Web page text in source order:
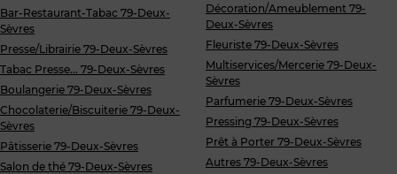
Bar-Restaurant-Tabac 79-Deux-
Sèvres
Presse/Librairie 79-Deux-Sèvres
Tabac Presse... 79-Deux-Sèvres
Boulangerie 79-Deux-Sèvres
Chocolaterie/Biscuiterie 79-Deux-
Sèvres
Pâtisserie 79-Deux-Sèvres
Salon de thé 79-Deux-Sèvres
Décoration/Ameublement 79-
Deux-Sèvres
Fleuriste 79-Deux-Sèvres
Multiservices/Mercerie 79-Deux-
Sèvres
Parfumerie 79-Deux-Sèvres
Pressing 79-Deux-Sèvres
Prêt à Porter 79-Deux-Sèvres
Autres 79-Deux-Sèvres